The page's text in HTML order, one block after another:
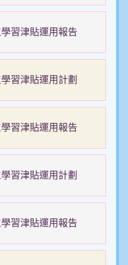
習津貼運用報告
習津貼運用計劃
習津貼運用報告
習津貼運用計劃
習津貼運用報告